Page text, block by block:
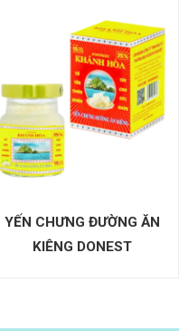
YẾN CHƯNG ĐƯỜNG ĂN
KIÊNG DONEST